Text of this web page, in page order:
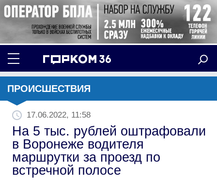
ПРОИСШЕСТВИЯ
17.06.2022, 11:58
На 5 тыс. рублей оштрафовали
в Воронеже водителя
маршрутки за проезд по
встречной полосе